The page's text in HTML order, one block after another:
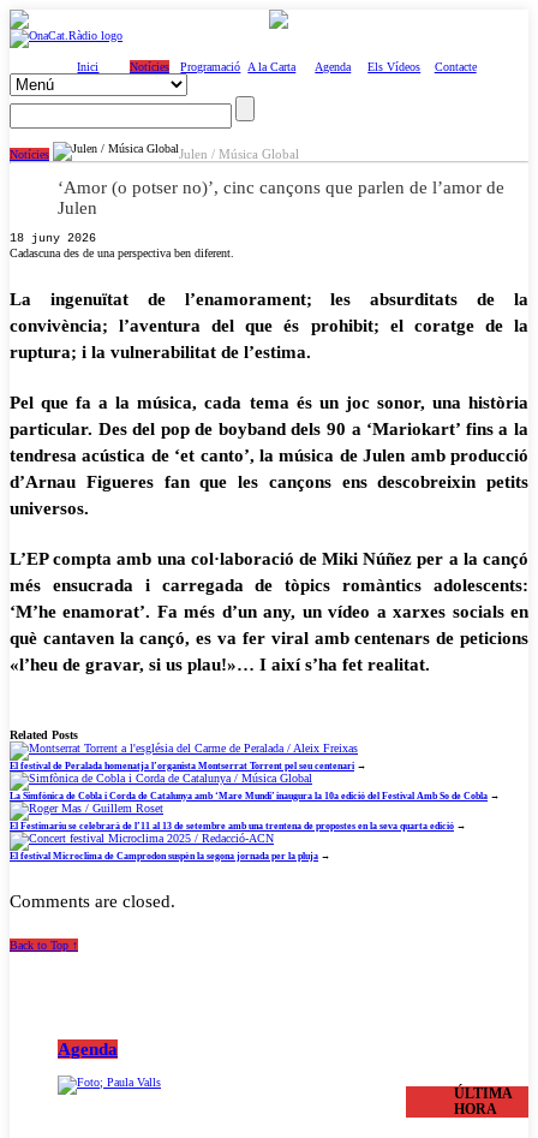
Inici Notícies Programació A la Carta Agenda Els Vídeos Contacte
Notícies Julen / Música Global
‘Amor (o potser no)’, cinc cançons que parlen de l’amor de
Julen
18 juny 2026
Cadascuna des de una perspectiva ben diferent.
La ingenuïtat de l’enamorament; les absurditats de la
convivència; l’aventura del que és prohibit; el coratge de la
ruptura; i la vulnerabilitat de l’estima.
Pel que fa a la música, cada tema és un joc sonor, una història
particular. Des del pop de boyband dels 90 a ‘Mariokart’ fins a la
tendresa acústica de ‘et canto’, la música de Julen amb producció
d’Arnau Figueres fan que les cançons ens descobreixin petits
universos.
L’EP compta amb una col·laboració de Miki Núñez per a la cançó
més ensucrada i carregada de tòpics romàntics adolescents:
‘M’he enamorat’. Fa més d’un any, un vídeo a xarxes socials en
què cantaven la cançó, es va fer viral amb centenars de peticions
«l’heu de gravar, si us plau!»… I així s’ha fet realitat.
Related Posts
El festival de Peralada homenatja l’organista Montserrat Torrent pel seu centenari →
La Simfònica de Cobla i Corda de Catalunya amb ‘Mare Mundi’ inaugura la 10a edició del Festival Amb So de Cobla →
El Festimariu se celebrarà de l’11 al 13 de setembre amb una trentena de propostes en la seva quarta edició →
El festival Microclima de Camprodon suspèn la segona jornada per la pluja →
Comments are closed.
Back to Top ↑
Agenda
ÚLTIMA
HORA